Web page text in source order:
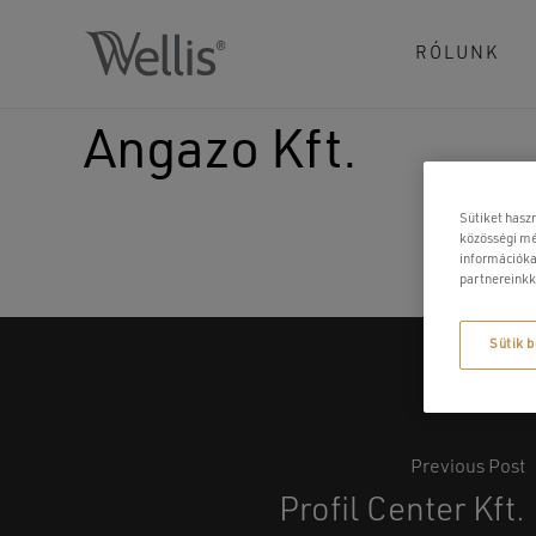
RÓLUNK
Angazo Kft.
Previous Post
Profil Center Kft.
Sütiket
közösségi
Sütik